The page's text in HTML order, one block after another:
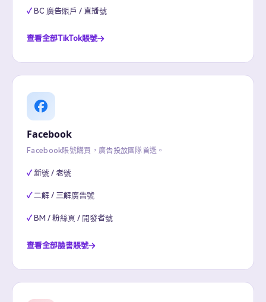
BC 廣告賬戶 / 直播號
查看全部TikTok賬號
Facebook
Facebook賬號購買，廣告投放團隊首選。
新號 / 老號
二解 / 三解廣告號
BM / 粉絲頁 / 開發者號
查看全部臉書賬號